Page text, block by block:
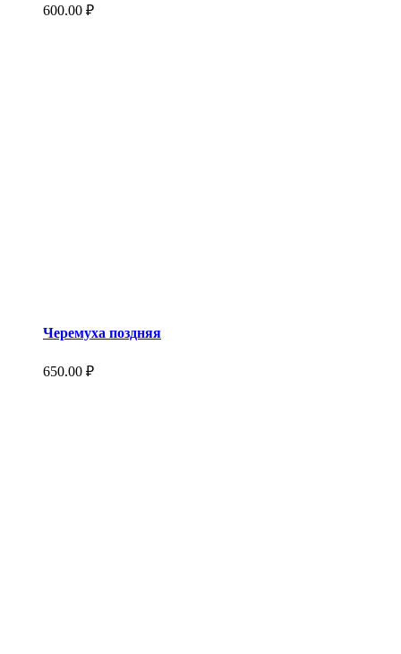
600.00 ₽
Черемуха поздняя
650.00 ₽